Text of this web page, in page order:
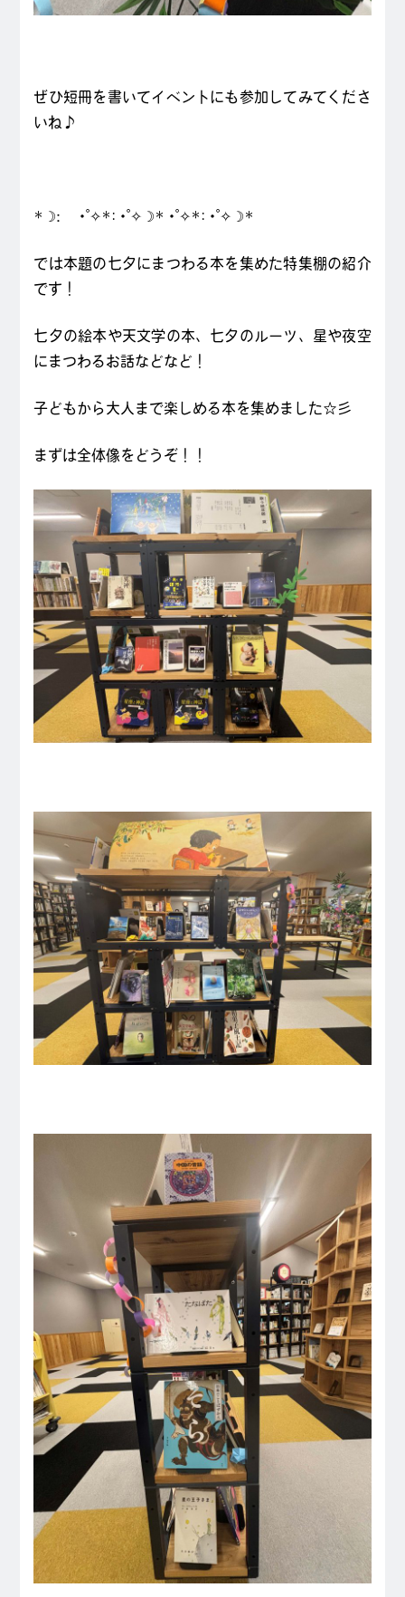
ぜひ短冊を書いてイベントにも参加してみてくださ
いね♪
*☽:゚・゚✧*:・゚✧☽*・゚✧*:・゚✧☽*
では本題の七夕にまつわる本を集めた特集棚の紹介
です！
七夕の絵本や天文学の本、七夕のルーツ、星や夜空
にまつわるお話などなど！
子どもから大人まで楽しめる本を集めました☆彡
まずは全体像をどうぞ！！